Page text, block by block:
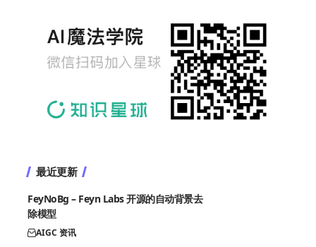
最近更新
FeyNoBg – Feyn Labs 开源的自动背景去
除模型
AIGC 资讯